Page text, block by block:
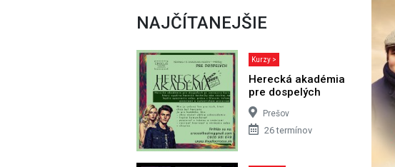
NAJČÍTANEJŠIE
Kurzy >
Herecká akadémia
pre dospelých
Prešov
26 termínov